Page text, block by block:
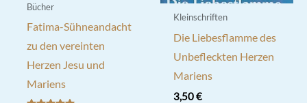
Bücher
Fatima-Sühneandacht
zu den vereinten
Herzen Jesu und
Mariens
Kleinschriften
Die Liebesflamme des
Unbefleckten Herzen
Mariens
3,50€